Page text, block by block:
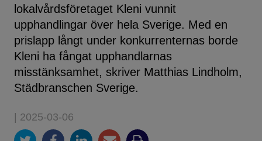
lokalvårdsföretaget Kleni vunnit
upphandlingar över hela Sverige. Med en
prislapp långt under konkurrenternas borde
Kleni ha fångat upphandlarnas
misstänksamhet, skriver Matthias Lindholm,
Städbranschen Sverige.
| 2025-03-06